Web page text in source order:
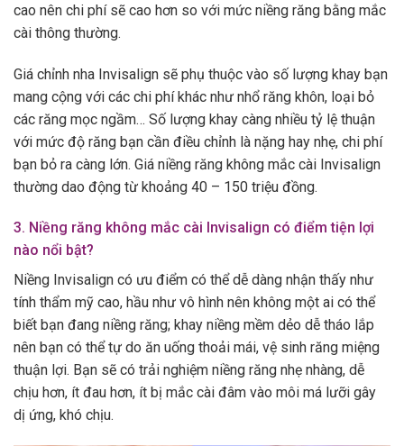
cao nên chi phí sẽ cao hơn so với mức niềng răng bằng mắc
cài thông thường.
Giá chỉnh nha Invisalign sẽ phụ thuộc vào số lượng khay bạn
mang cộng với các chi phí khác như nhổ răng khôn, loại bỏ
các răng mọc ngầm… Số lượng khay càng nhiều tỷ lệ thuận
với mức độ răng bạn cần điều chỉnh là nặng hay nhẹ, chi phí
bạn bỏ ra càng lớn. Giá niềng răng không mắc cài Invisalign
thường dao động từ khoảng 40 – 150 triệu đồng.
3. Niềng răng không mắc cài Invisalign có điểm tiện lợi
nào nổi bật?
Niềng Invisalign có ưu điểm có thể dễ dàng nhận thấy như
tính thẩm mỹ cao, hầu như vô hình nên không một ai có thể
biết bạn đang niềng răng; khay niềng mềm dẻo dễ tháo lắp
nên bạn có thể tự do ăn uống thoải mái, vệ sinh răng miệng
thuận lợi. Bạn sẽ có trải nghiệm niềng răng nhẹ nhàng, dễ
chịu hơn, ít đau hơn, ít bị mắc cài đâm vào môi má lưỡi gây
dị ứng, khó chịu.